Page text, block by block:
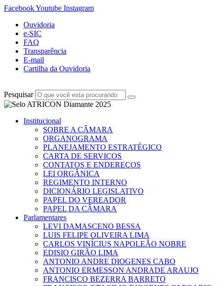
FacebookYoutube Instagram
Ouvidoria
e-SIC
FAQ
Transparência
E-mail
Cartilha da Ouvidoria
Pesquisar
Institucional
SOBRE A CÂMARA
ORGANOGRAMA
PLANEJAMENTO ESTRATÉGICO
CARTA DE SERVIÇOS
CONTATOS E ENDEREÇOS
LEI ORGÂNICA
REGIMENTO INTERNO
DICIONÁRIO LEGISLATIVO
PAPEL DO VEREADOR
PAPEL DA CÂMARA
Parlamentares
LEVI DAMASCENO BESSA
LUIS FELIPE OLIVEIRA LIMA
CARLOS VINÍCIUS NAPOLEÃO NOBRE
EDISIO GIRÃO LIMA
ANTONIO ANDRE DIOGENES CABO
ANTONIO ERMESSON ANDRADE ARAUJO
FRANCISCO BEZERRA BARRETO